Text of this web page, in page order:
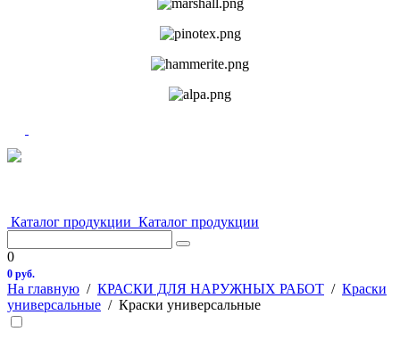
Каталог продукции Каталог продукции
0
0 руб.
На главную / КРАСКИ ДЛЯ НАРУЖНЫХ РАБОТ / Краски
универсальные / Краски универсальные